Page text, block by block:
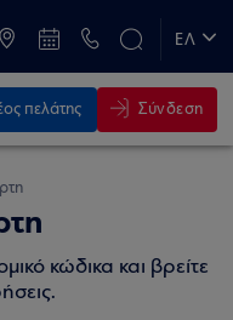
ΕΛ
πελάτης Σύνδεση
κώδικα και βρείτε